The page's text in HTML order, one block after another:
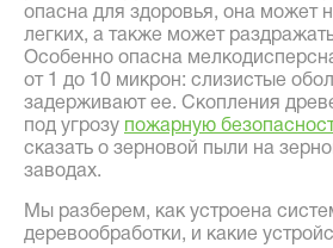
опасна для здоровья, она может
легких, а также может раздражать
Особенно опасна
от 1 до 10 микрон: слизистые
задерживают ее. Скопления
под угрозу пожарную
сказать о зерновой пыли на
заводах.
Мы разберем, как устроена
деревообработки, и какие